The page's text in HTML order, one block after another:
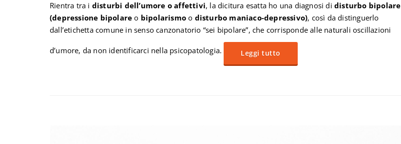
Rientra tra i disturbi dell’umore o affettivi, la dicitura esatta ho una diagnosi didisturbo bipolare
(depressione bipolareo bipolarismoo disturbo maniaco-depressivo), così da distinguerlo
dall’etichetta comune in senso canzonatorio “sei bipolare”, che corrisponde alle naturali oscillazioni
d’umore, da non identificarci nella psicopatologia. Leggi tutto